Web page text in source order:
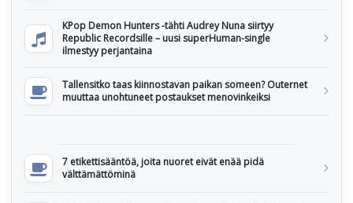
KPop Demon Hunters -tähti Audrey Nuna siirtyy
Republic Recordsille – uusi superHuman-single
ilmestyy perjantaina
Tallensitko taas kiinnostavan paikan someen? Outernet
muuttaa unohtuneet postaukset menovinkeiksi
7 etikettisääntöä, joita nuoret eivät enää pidä
välttämättöminä